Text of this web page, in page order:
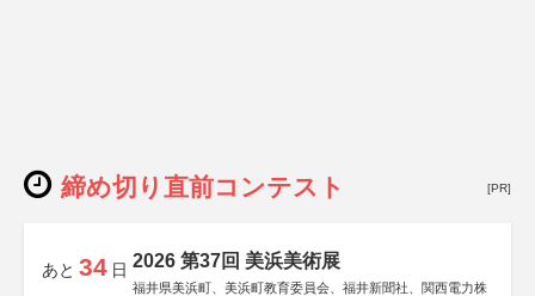
締め切り直前コンテスト [PR]
あと 34 日 2026 第37回 美浜美術展
福井県美浜町、美浜町教育委員会、福井新聞社、関西電力株